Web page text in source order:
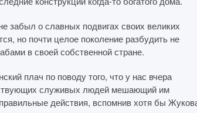
забыл о славных подвигах своих великих
но почти целое поколение разбудить не
в своей собственной стране.
плач по поводу того, что у нас вчера
служивых людей мешающий им
действия, вспомнив хотя бы